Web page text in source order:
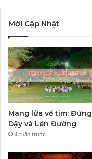
c
b
o
o
k
Mới Cập Nhật
Mang lửa về tim: Đứng
Dậy và Lên Đường
4 tuần trước